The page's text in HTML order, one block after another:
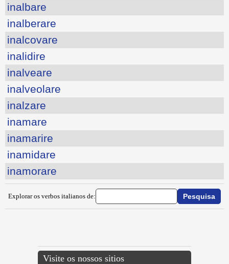
inalbare
inalberare
inalcovare
inalidire
inalveare
inalveolare
inalzare
inamare
inamarire
inamidare
inamorare
Explorar os verbos italianos de:
Visite os nossos sitios